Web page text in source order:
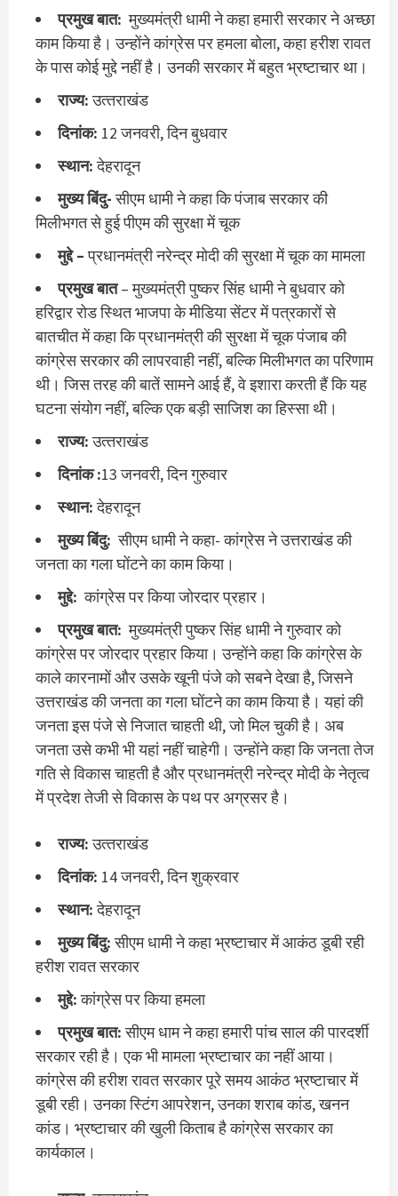
प्रमुख बात: मुख्‍यमंत्री धामी ने कहा हमारी सरकार ने अच्‍छा
काम किया है। उन्‍होंने कांग्रेस पर हमला बोला, कहा हरीश रावत
के पास कोई मुद्दे नहीं है। उनकी सरकार में बहुत भ्रष्‍टाचार था।
राज्‍य:उत्‍तराखंड
दिनांक: 12 जनवरी, दिन बुधवार
स्‍थान:देहरादून
मुख्‍य बिंदु-सीएम धामी ने कहा कि पंजाब सरकार की
मिलीभगत से हुई पीएम की सुरक्षा में चूक
मुद्दे –प्रधानमंत्री नरेन्द्र मोदी की सुरक्षा में चूक का मामला
प्रमुख बात– मुख्यमंत्री पुष्‍कर सिंह धामी ने बुधवार को
हरिद्वार रोड स्थित भाजपा के मीडिया सेंटर में पत्रकारों से
बातचीत में कहा कि प्रधानमंत्री की सुरक्षा में चूक पंजाब की
कांग्रेस सरकार की लापरवाही नहीं, बल्कि मिलीभगत का परिणाम
थी। जिस तरह की बातें सामने आई हैं, वे इशारा करती हैं कि यह
घटना संयोग नहीं, बल्कि एक बड़ी साजिश का हिस्सा थी।
राज्‍य:उत्‍तराखंड
दिनांक :13 जनवरी, दिन गुरुवार
स्‍थान:देहरादून
मुख्‍य बिंदु: सीएम धामी ने कहा- कांग्रेस ने उत्तराखंड की
जनता का गला घोंटने का काम किया।
मुद्दे: कांग्रेस पर किया जोरदार प्रहार।
प्रमुख बात: मुख्यमंत्री पुष्कर सिंह धामी ने गुरुवार को
कांग्रेस पर जोरदार प्रहार किया। उन्होंने कहा कि कांग्रेस के
काले कारनामों और उसके खूनी पंजे को सबने देखा है, जिसने
उत्तराखंड की जनता का गला घोंटने का काम किया है। यहां की
जनता इस पंजे से निजात चाहती थी, जो मिल चुकी है। अब
जनता उसे कभी भी यहां नहीं चाहेगी। उन्होंने कहा कि जनता तेज
गति से विकास चाहती है और प्रधानमंत्री नरेन्द्र मोदी के नेतृत्व
में प्रदेश तेजी से विकास के पथ पर अग्रसर है।
राज्‍य:उत्‍तराखंड
दिनांक: 14 जनवरी, दिन शुक्रवार
स्‍थान:देहरादून
मुख्‍य बिंदु:सीएम धामी ने कहा भ्रष्टाचार में आकंठ डूबी रही
हरीश रावत सरकार
मुद्दे:कांग्रेस पर किया हमला
प्रमुख बात:सीएम धाम ने कहा हमारी पांच साल की पारदर्शी
सरकार रही है। एक भी मामला भ्रष्टाचार का नहीं आया।
कांग्रेस की हरीश रावत सरकार पूरे समय आकंठ भ्रष्टाचार में
डूबी रही। उनका स्टिंग आपरेशन, उनका शराब कांड, खनन
कांड। भ्रष्टाचार की खुली किताब है कांग्रेस सरकार का
कार्यकाल।